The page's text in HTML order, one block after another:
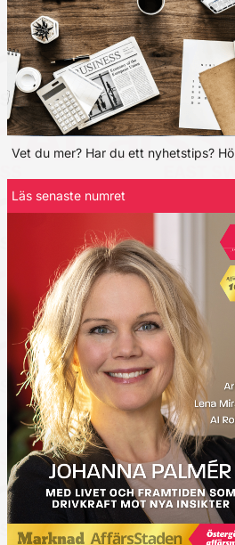
Vet du mer? Har du ett nyhetstips?
Läs senaste numret